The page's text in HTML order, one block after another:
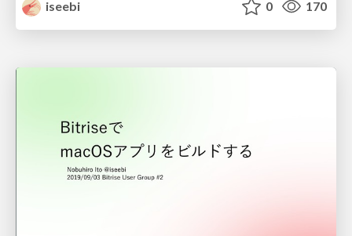
iseebi
0 170